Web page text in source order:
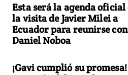
Esta será la agenda oficial
la visita de Javier Milei a
Ecuador para reunirse con
Daniel Noboa
¡Gavi cumplió su